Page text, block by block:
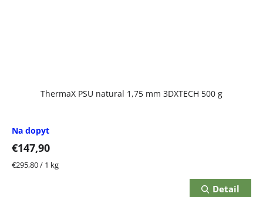
ThermaX PSU natural 1,75 mm 3DXTECH 500 g
Na dopyt
€147,90
Jednotková
€295,80 / 1 kg
Detail